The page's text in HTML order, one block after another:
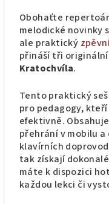
Obohaťte
melodické novinky
ale praktický
přináší tři originální
Kratochvíla.
Tento praktický
pro pedagogy,
efektivně.
přehrání v mobilu a
klavírních
tak získají
máte k dispozici
každou lekci či